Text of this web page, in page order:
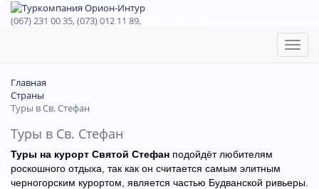
(067) 231 00 35, (073) 012 11 89,
Toggle
Главная
Страны
Туры в Св. Стефан
Туры в Св. Стефан
Туры на курорт Святой Стефан подойдёт любителям
роскошного отдыха, так как он считается самым элитным
черногорским курортом, является частью Будванской ривьеры.